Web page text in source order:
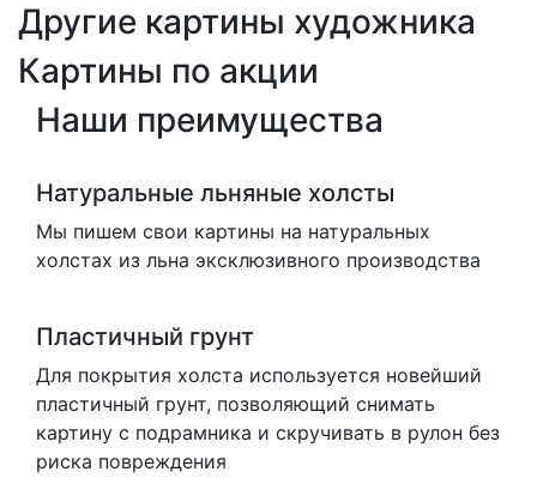
Другие картины художника
Картины по акции
Наши преимущества
Натуральные льняные холсты
Мы пишем свои картины на натуральных
холстах из льна эксклюзивного производства
Пластичный грунт
Для покрытия холста используется новейший
пластичный грунт, позволяющий снимать
картину с подрамника и скручивать в рулон без
риска повреждения